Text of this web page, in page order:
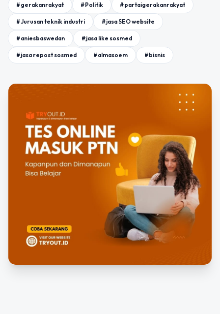
#gerakanrakyat #Politik #partaigerakanrakyat
#Jurusan teknik industri #jasa SEO website
#aniesbaswedan #jasa like sosmed
#jasa repost sosmed #almasoem #bisnis